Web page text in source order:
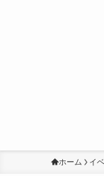
ホーム イ